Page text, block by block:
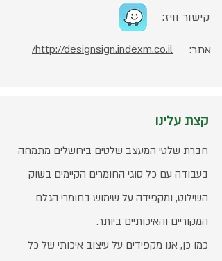
קישור וויז:
http://designsign.indexm.co.il/ אתר:
קצת עלינו
חברת שלטי המעצב שלטים בירושלים מתמחה
בעבודה עם כל סוגי החומרים הקיימים בשוק
השילוט, ומקפידה על שימוש בחומרי הגלם
המקוריים והאיכותיים ביותר.
כמו כן, אנו מקפידים על עיצוב איכותי של כל